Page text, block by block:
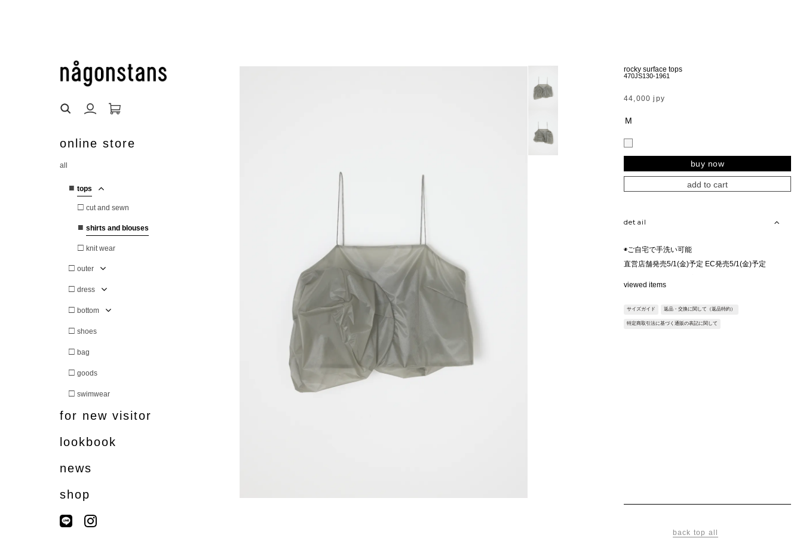
online store
all
■ tops
□ cut and sewn
■ shirts and blouses
□ knit wear
□ outer
□ dress
□ bottom
□ shoes
□ bag
□ goods
□ swimwear
for new visitor
lookbook
news
shop
rocky surface tops
470JS130-1961
44,000 jpy
M
buy now
add to cart
detail
◉ご自宅で手洗い可能
直営店舗発売5/1(金)予定 EC発売5/1(金)予定
構築的なデザインがスタイリングに奥行きを与えま
す。
viewed items
サイズガイド 返品・交換に関して（返品特約）
特定商取引法に基づく通販の表記に関して
back top all